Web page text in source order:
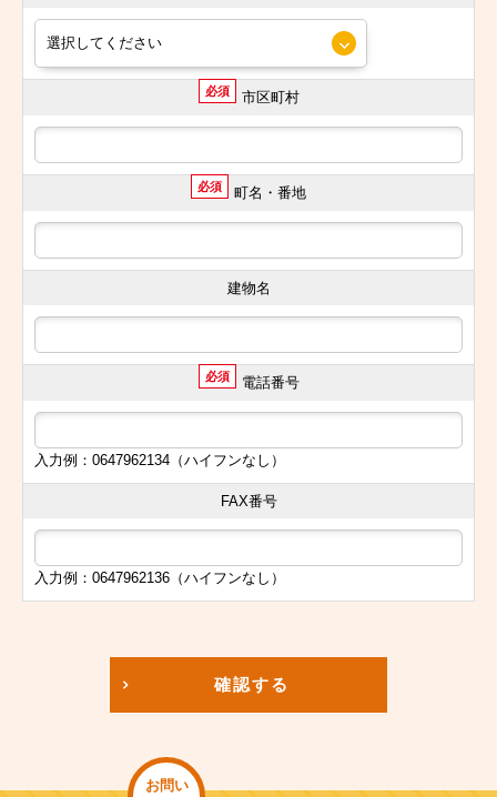
必須 市区町村
必須 町名・番地
建物名
必須 電話番号
入力例：0647962134（ハイフンなし）
FAX番号
入力例：0647962136（ハイフンなし）
確認する
お問い